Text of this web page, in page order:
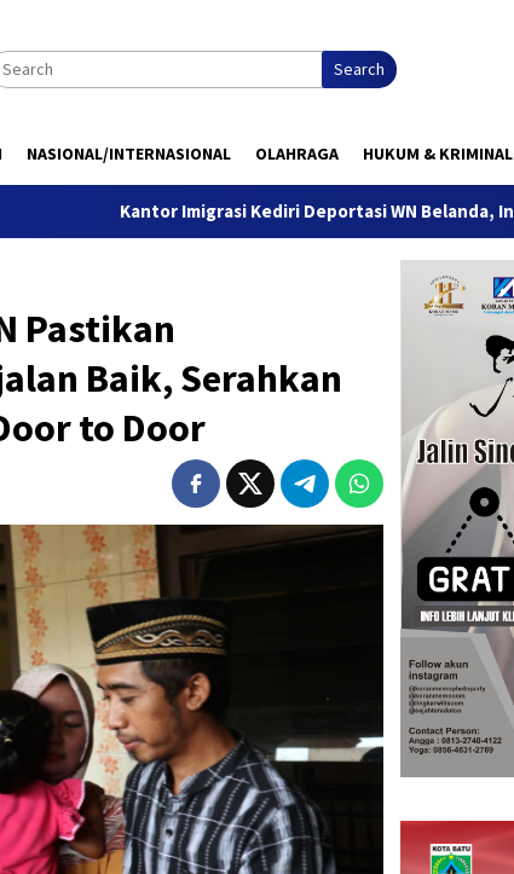
Search
NASIONAL/INTERNASIONAL OLAHRAGA HUKUM & KRIMINAL
Kantor Imigrasi Kediri Deportasi WN Belanda, Ini Alasannya
Pastikan
Baik, Serahkan
to Door